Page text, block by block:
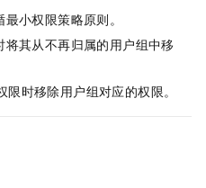
小权限策略原则。
将其从不再归属的用户组中移
时移除用户组对应的权限。